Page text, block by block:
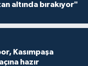
altında bırakıyor"
Kasımpaşa
hazır